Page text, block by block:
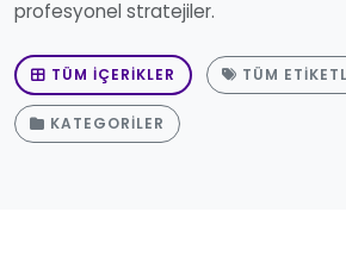
profesyonel stratejiler.
TÜM İÇERIKLER TÜM
KATEGORILER